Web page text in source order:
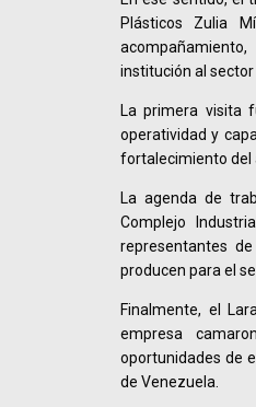
Plásticos Zulia
institución al
La primera visita
operatividad y
fortalecimiento del
La agenda de
Complejo
representantes
producen para el
Finalmente, el
empresa
oportunidades de
de Venezuela.